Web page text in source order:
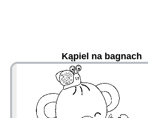
Kąpiel na bagnach